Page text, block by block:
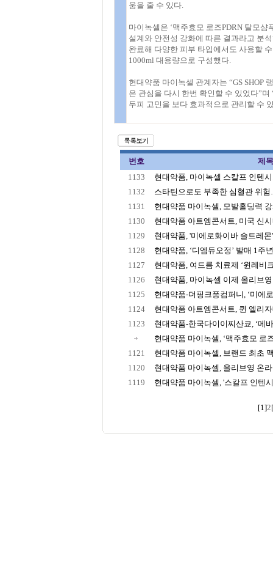
움을 줄 수 있다.
마이녹셀은 ‘맥주효모 로즈PDRN 탈모
설계와 안전성 강화에 따른 결과라고 분
완료해 다양한 피부 타입에서도 사용할
1000ml 대용량으로 구성했다.
현대약품 마이녹셀 관계자는 “GS SHOP
은 관심을 다시 한번 확인할 수 있었다”
두피 고민을 보다 효과적으로 관리할 수
번호
제목
1133
현대약품, 마이녹셀 스칼프 인텐
1132
스타틴으로도 부족한 심혈관 위
1131
현대약품 마이녹셀, 모발홀딩력 강
1130
현대약품 아트엠콘서트, 미국 신
1129
현대약품, '미에로화이바 솔트레몬
1128
현대약품, ‘디엠듀오정’ 발매 1주
1127
현대약품, 여드름 치료제 ‘윈레비
1126
현대약품, 마이녹셀 이제 올리브
1125
현대약품-더핑크퐁컴퍼니, ‘미에
1124
현대약품 아트엠콘서트, 퀸 엘리
1123
현대약품-한국다이이찌산쿄, ‘메
현대약품 마이녹셀, ‘맥주효모 로
1121
현대약품 마이녹셀, 브랜드 최초
1120
현대약품 마이녹셀, 올리브영 온
1119
현대약품 마이녹셀, '스칼프 인텐
[1]2